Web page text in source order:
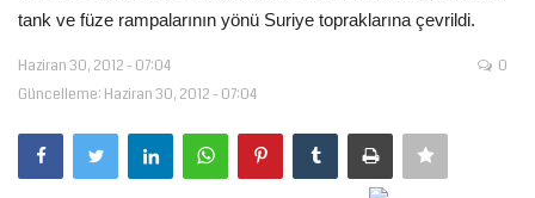
Şanlıurfa
Eğitim
tank ve füze rampalarının yönü Suriye topraklarına çevrildi.
Haziran 30, 2012 - 07:04
Güncelleme: Haziran 30, 2012 - 07:04
0